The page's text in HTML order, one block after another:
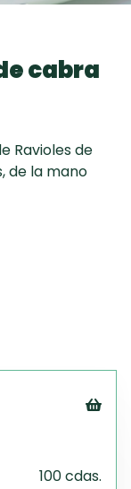
de
Velvet
recetas
cabra
Ravioles de
de la mano
100 cdas.